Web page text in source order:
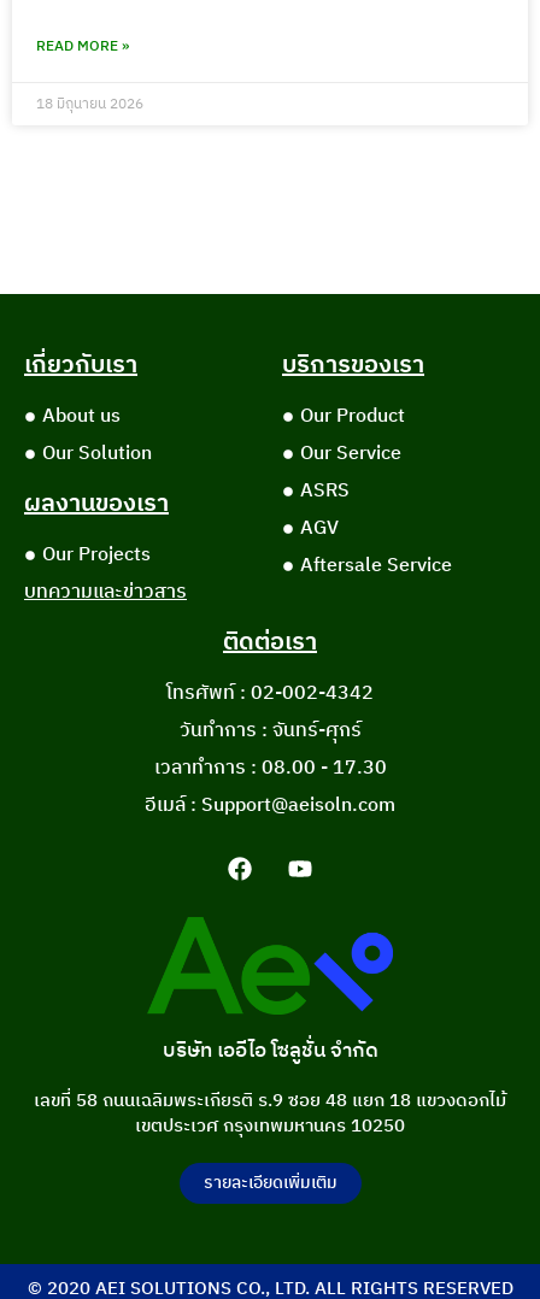
READ MORE »
18 มิถุนายน 2026
เกี่ยวกับเรา
About us
Our Solution
ผลงานของเรา
Our Projects
บทความและข่าวสาร
บริการของเรา
Our Product
Our Service
ASRS
AGV
Aftersale Service
ติดต่อเรา
โทรศัพท์ : 02-002-4342
วันทำการ : จันทร์-ศุกร์
เวลาทำการ : 08.00 - 17.30
อีเมล์ : Support@aeisoln.com
บริษัท เออีไอ โซลูชั่น จำกัด
เลขที่ 58 ถนนเฉลิมพระเกียรติ ร.9 ซอย 48 แยก 18 แขวงดอกไม้
เขตประเวศ กรุงเทพมหานคร 10250
รายละเอียดเพิ่มเติม
© 2020 AEI SOLUTIONS CO., LTD. ALL RIGHTS RESERVED